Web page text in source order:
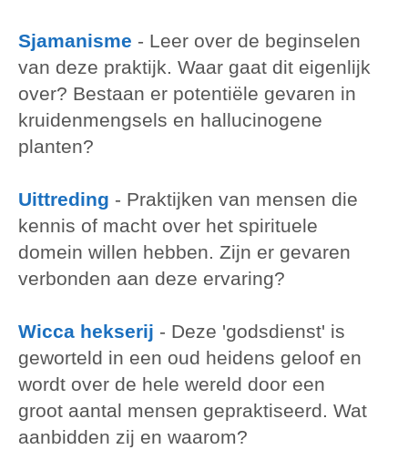
Sjamanisme - Leer over de beginselen
van deze praktijk. Waar gaat dit eigenlijk
over? Bestaan er potentiële gevaren in
kruidenmengsels en hallucinogene
planten?
Uittreding - Praktijken van mensen die
kennis of macht over het spirituele
domein willen hebben. Zijn er gevaren
verbonden aan deze ervaring?
Wicca hekserij - Deze 'godsdienst' is
geworteld in een oud heidens geloof en
wordt over de hele wereld door een
groot aantal mensen gepraktiseerd. Wat
aanbidden zij en waarom?